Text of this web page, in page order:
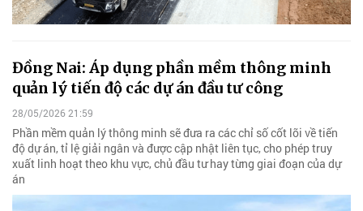
Đồng Nai: Áp dụng phần mềm thông minh
quản lý tiến độ các dự án đầu tư công
28/05/2026 21:59
Phần mềm quản lý thông minh sẽ đưa ra các chỉ số cốt lõi về tiến
độ dự án, tỉ lệ giải ngân và được cập nhật liên tục, cho phép truy
xuất linh hoạt theo khu vực, chủ đầu tư hay từng giai đoạn của dự
án